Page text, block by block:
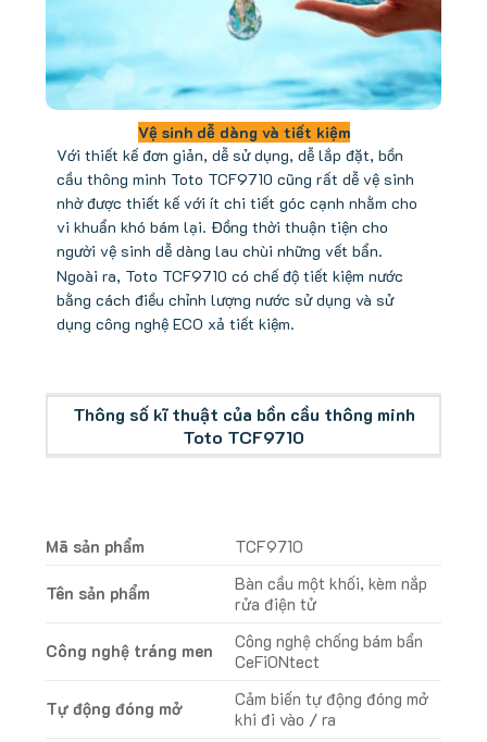
Vệ sinh dễ dàng và tiết kiệm
Với thiết kế đơn giản, dễ sử dụng, dễ lắp đặt, bồn
cầu thông minh Toto TCF9710 cũng rất dễ vệ sinh
nhờ được thiết kế với ít chi tiết góc cạnh nhằm cho
vi khuẩn khó bám lại. Đồng thời thuận tiện cho
người vệ sinh dễ dàng lau chùi những vết bẩn.
Ngoài ra, Toto TCF9710 có chế độ tiết kiệm nước
bằng cách điều chỉnh lượng nước sử dụng và sử
dụng công nghệ ECO xả tiết kiệm.
Thông số kĩ thuật của bồn cầu thông minh
Toto TCF9710
Mã sản phẩm TCF9710
Tên sản phẩm
Bàn cầu một khối, kèm nắp
rửa điện tử
Công nghệ tráng men
Công nghệ chống bám bẩn
CeFiONtect
Tự động đóng mở
Cảm biến tự động đóng mở
khi đi vào / ra